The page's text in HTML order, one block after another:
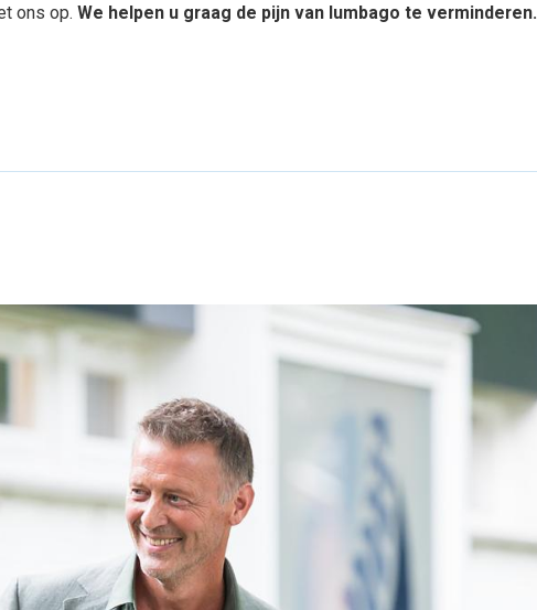
ons op.We helpen u graag de pijn van lumbago te verminderen.